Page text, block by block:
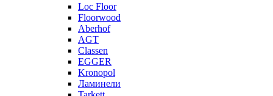
Loc Floor
Floorwood
Aberhof
AGT
Classen
EGGER
Kronopol
Ламинели